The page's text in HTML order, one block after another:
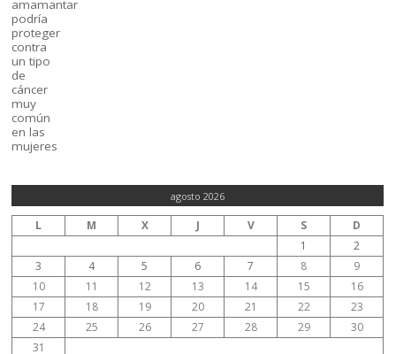
agosto 2026
L M X J V S
D
1
2
3
4 5 6 7 8
9
10
11 12 13 14 15
16
17
18 19 20 21 22
23
24
25 26 27 28 29
30
31